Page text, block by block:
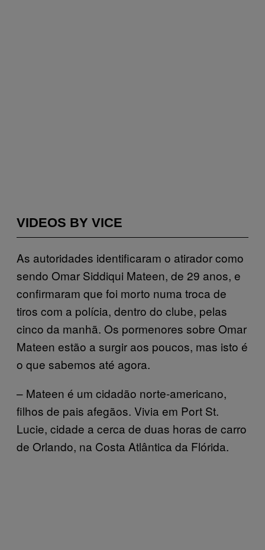
VIDEOS BY VICE
As autoridades identificaram o atirador como
sendo Omar Siddiqui Mateen, de 29 anos, e
confirmaram que foi morto numa troca de
tiros com a polícia, dentro do clube, pelas
cinco da manhã. Os pormenores sobre Omar
Mateen estão a surgir aos poucos, mas isto é
o que sabemos até agora.
– Mateen é um cidadão norte-americano,
filhos de pais afegãos. Vivia em Port St.
Lucie, cidade a cerca de duas horas de carro
de Orlando, na Costa Atlântica da Flórida.